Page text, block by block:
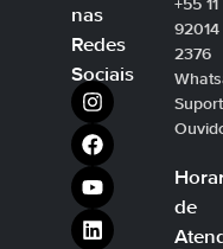
nas
Redes
Sociais
+55 11
92014
2376
de